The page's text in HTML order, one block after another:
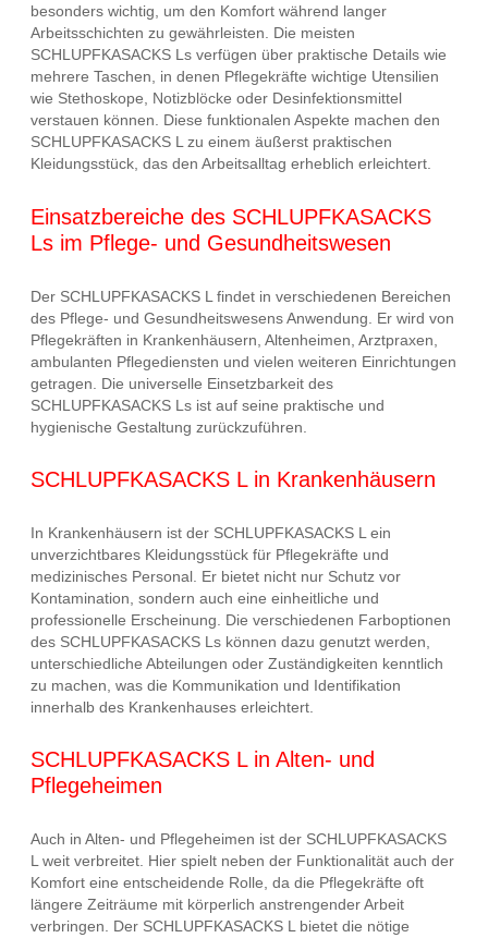
besonders wichtig, um den Komfort während langer
Arbeitsschichten zu gewährleisten. Die meisten
SCHLUPFKASACKS Ls verfügen über praktische Details wie
mehrere Taschen, in denen Pflegekräfte wichtige Utensilien
wie Stethoskope, Notizblöcke oder Desinfektionsmittel
verstauen können. Diese funktionalen Aspekte machen den
SCHLUPFKASACKS L zu einem äußerst praktischen
Kleidungsstück, das den Arbeitsalltag erheblich erleichtert.
Einsatzbereiche des SCHLUPFKASACKS
Ls im Pflege- und Gesundheitswesen
Der SCHLUPFKASACKS L findet in verschiedenen Bereichen
des Pflege- und Gesundheitswesens Anwendung. Er wird von
Pflegekräften in Krankenhäusern, Altenheimen, Arztpraxen,
ambulanten Pflegediensten und vielen weiteren Einrichtungen
getragen. Die universelle Einsetzbarkeit des
SCHLUPFKASACKS Ls ist auf seine praktische und
hygienische Gestaltung zurückzuführen.
SCHLUPFKASACKS L in Krankenhäusern
In Krankenhäusern ist der SCHLUPFKASACKS L ein
unverzichtbares Kleidungsstück für Pflegekräfte und
medizinisches Personal. Er bietet nicht nur Schutz vor
Kontamination, sondern auch eine einheitliche und
professionelle Erscheinung. Die verschiedenen Farboptionen
des SCHLUPFKASACKS Ls können dazu genutzt werden,
unterschiedliche Abteilungen oder Zuständigkeiten kenntlich
zu machen, was die Kommunikation und Identifikation
innerhalb des Krankenhauses erleichtert.
SCHLUPFKASACKS L in Alten- und
Pflegeheimen
Auch in Alten- und Pflegeheimen ist der SCHLUPFKASACKS
L weit verbreitet. Hier spielt neben der Funktionalität auch der
Komfort eine entscheidende Rolle, da die Pflegekräfte oft
längere Zeiträume mit körperlich anstrengender Arbeit
verbringen. Der SCHLUPFKASACKS L bietet die nötige